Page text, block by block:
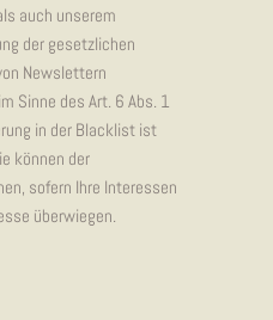
auch unserem
der gesetzlichen
Newslettern
Sinne des Art. 6 Abs. 1
in der Blacklist ist
können der
sofern Ihre Interessen
überwiegen.